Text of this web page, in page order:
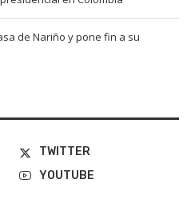
de Nariño y pone fin a su
TWITTER
YOUTUBE